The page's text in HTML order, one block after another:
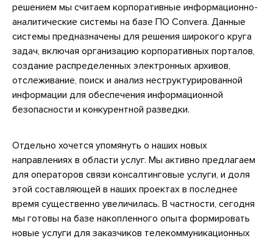
решением мы считаем корпоративные информационно-
аналитические системы на базе ПО Convera. Данные
системы предназначены для решения широкого круга
задач, включая организацию корпоративных порталов,
создание распределенных электронных архивов,
отслеживание, поиск и анализ неструктурированной
информации для обеспечения информационной
безопасности и конкурентной разведки.
Отдельно хочется упомянуть о наших новых
направлениях в области услуг. Мы активно предлагаем
для операторов связи консалтинговые услуги, и доля
этой составляющей в наших проектах в последнее
время существенно увеличилась. В частности, сегодня
мы готовы на базе накопленного опыта формировать
новые услуги для заказчиков телекоммуникационных